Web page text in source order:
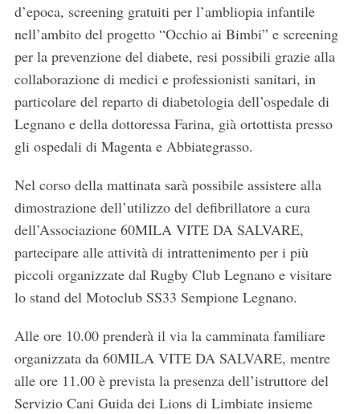
d’epoca, screening gratuiti per l’ambliopia infantile
nell’ambito del progetto “Occhio ai Bimbi” e screening
per la prevenzione del diabete, resi possibili grazie alla
collaborazione di medici e professionisti sanitari, in
particolare del reparto di diabetologia dell’ospedale di
Legnano e della dottoressa Farina, già ortottista presso
gli ospedali di Magenta e Abbiategrasso.
Nel corso della mattinata sarà possibile assistere alla
dimostrazione dell’utilizzo del defibrillatore a cura
dell’Associazione 60MILA VITE DA SALVARE,
partecipare alle attività di intrattenimento per i più
piccoli organizzate dal Rugby Club Legnano e visitare
lo stand del Motoclub SS33 Sempione Legnano.
Alle ore 10.00 prenderà il via la camminata familiare
organizzata da 60MILA VITE DA SALVARE, mentre
alle ore 11.00 è prevista la presenza dell’istruttore del
Servizio Cani Guida dei Lions di Limbiate insieme